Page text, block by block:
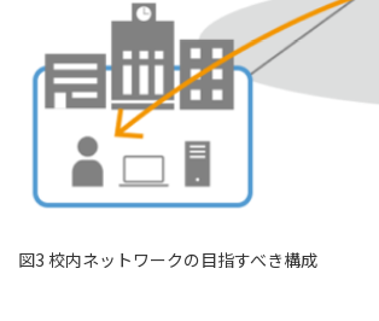
図3 校内ネットワークの目指すべき構成